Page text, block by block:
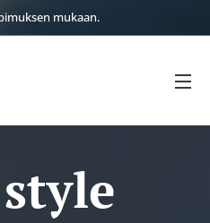
mukaan.